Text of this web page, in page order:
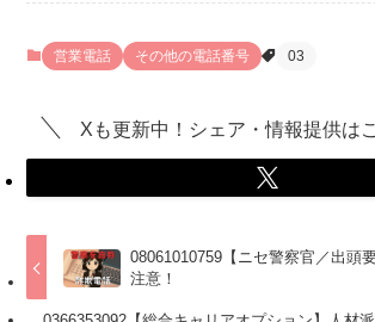
営業電話 その他の電話番号 03
Xも更新中！シェア・情報提供は
08061010759【ニセ警察官／出頭
注意！